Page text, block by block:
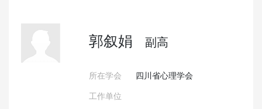
郭叙娟 副高
所在学会
四川省心理学会
工作单位